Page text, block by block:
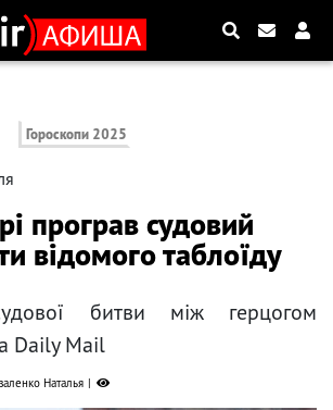
Гороскопи 2025
програв судовий
відомого таблоїду
битви між герцогом
Daily Mail
Наталья